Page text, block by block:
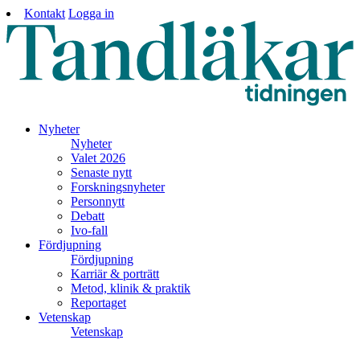
Kontakt Logga in
Nyheter
Nyheter
Valet 2026
Senaste nytt
Forskningsnyheter
Personnytt
Debatt
Ivo-fall
Fördjupning
Fördjupning
Karriär & porträtt
Metod, klinik & praktik
Reportaget
Vetenskap
Vetenskap